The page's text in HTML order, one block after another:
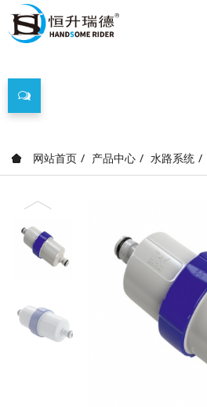
网站首页 产品中心 水路系统